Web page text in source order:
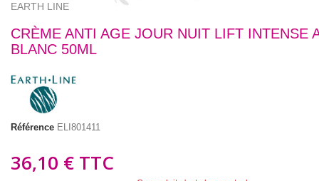
EARTH LINE
CRÈME ANTI AGE JOUR NUIT LIFT INTENSE
BLANC 50ML
Référence ELI801411
36,10 € TTC